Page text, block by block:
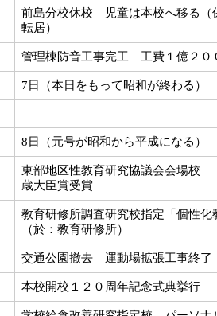
前島分校休校 児童は本校へ移る（
転居）
管理棟防音工事完工 工費１億２０
7日（本日をもって昭和が終わる）
8日（元号が昭和から平成になる）
東部地区性教育研究協議会会場校
蔵大臣賞受賞
教育研修所調査研究校指定「個性化
（於：教育研修所）
交通公園撤去 運動場拡張工事終了
本校開校１２０周年記念式典挙行